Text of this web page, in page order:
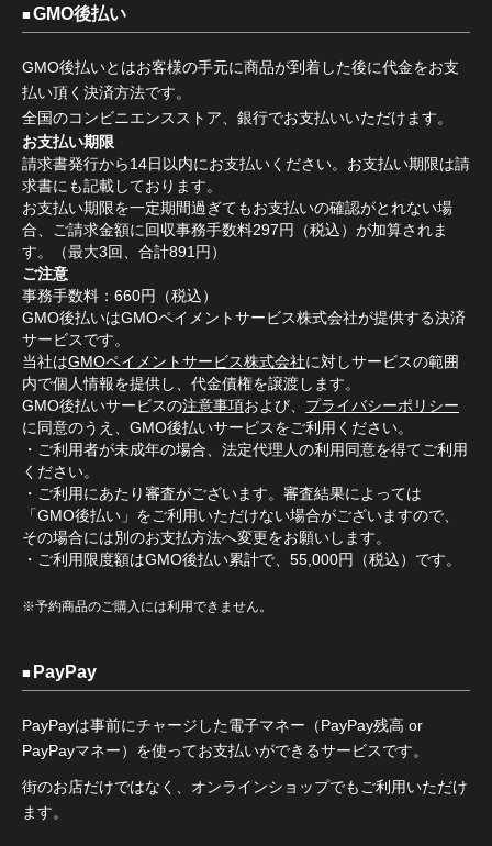
GMO後払い
GMO後払いとはお客様の手元に商品が到着した後に代金をお支
払い頂く決済方法です。
全国のコンビニエンスストア、銀行でお支払いいただけます。
お支払い期限
請求書発行から14日以内にお支払いください。お支払い期限は請
求書にも記載しております。
お支払い期限を一定期間過ぎてもお支払いの確認がとれない場
合、ご請求金額に回収事務手数料297円（税込）が加算されま
す。（最大3回、合計891円）
ご注意
事務手数料：660円（税込）
GMO後払いはGMOペイメントサービス株式会社が提供する決済
サービスです。
当社はGMOペイメントサービス株式会社に対しサービスの範囲
内で個人情報を提供し、代金債権を譲渡します。
GMO後払いサービスの注意事項および、 プライバシーポリシー
に同意のうえ、GMO後払いサービスをご利用ください。
・ご利用者が未成年の場合、法定代理人の利用同意を得てご利用
ください。
・ご利用にあたり審査がございます。審査結果によっては
「GMO後払い」をご利用いただけない場合がございますので、
その場合には別のお支払方法へ変更をお願いします。
・ご利用限度額はGMO後払い累計で、55,000円（税込）です。
※予約商品のご購入には利用できません。
PayPay
PayPayは事前にチャージした電子マネー（PayPay残高 or
PayPayマネー）を使ってお支払いができるサービスです。
街のお店だけではなく、オンラインショップでもご利用いただけ
ます。